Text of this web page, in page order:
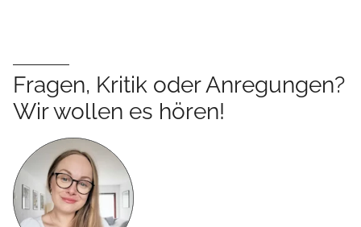
Fragen, Kritik oder Anregungen?
Wir wollen es hören!